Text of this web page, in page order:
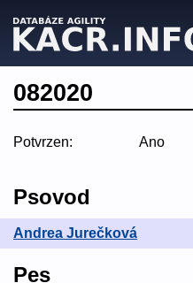
082020
Potvrzen: Ano
Psovod
Andrea Jurečková
Pes